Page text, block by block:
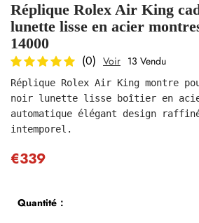
Réplique Rolex Air King
lunette lisse en acier
14000
(0) Voir 13 Vendu
Réplique Rolex Air King montre
noir lunette lisse boîtier en acier
automatique élégant design
intemporel.
€339
Quantité：
soumettre